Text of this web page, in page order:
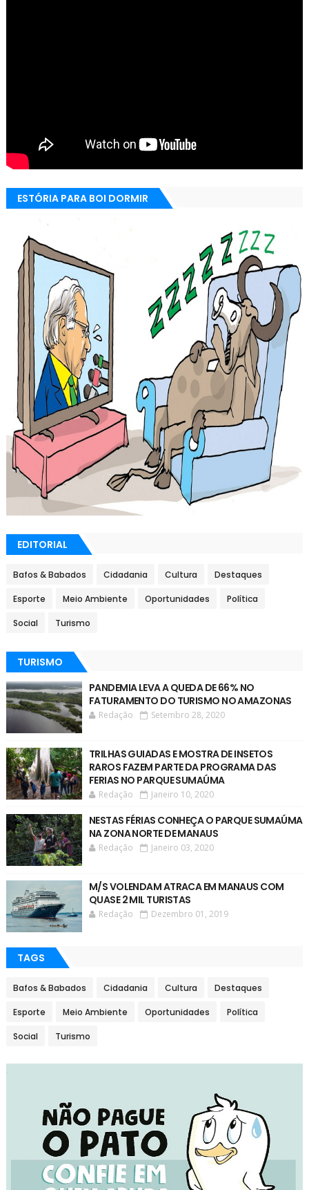
ESTÓRIA PARA BOI DORMIR
EDITORIAL
Bafos & Babados Cidadania Cultura Destaques
Esporte Meio Ambiente Oportunidades Política
Social Turismo
TURISMO
PANDEMIA LEVA A QUEDA DE 66% NO
FATURAMENTO DO TURISMO NO AMAZONAS
Redação Setembro 28, 2020
TRILHAS GUIADAS E MOSTRA DE INSETOS
RAROS FAZEM PARTE DA PROGRAMA DAS
FERIAS NO PARQUE SUMAÚMA
Redação Janeiro 10, 2020
NESTAS FÉRIAS CONHEÇA O PARQUE SUMAÚMA
NA ZONA NORTE DE MANAUS
Redação Janeiro 03, 2020
M/S VOLENDAM ATRACA EM MANAUS COM
QUASE 2 MIL TURISTAS
Redação Dezembro 01, 2019
TAGS
Bafos & Babados Cidadania Cultura Destaques
Esporte Meio Ambiente Oportunidades Política
Social Turismo